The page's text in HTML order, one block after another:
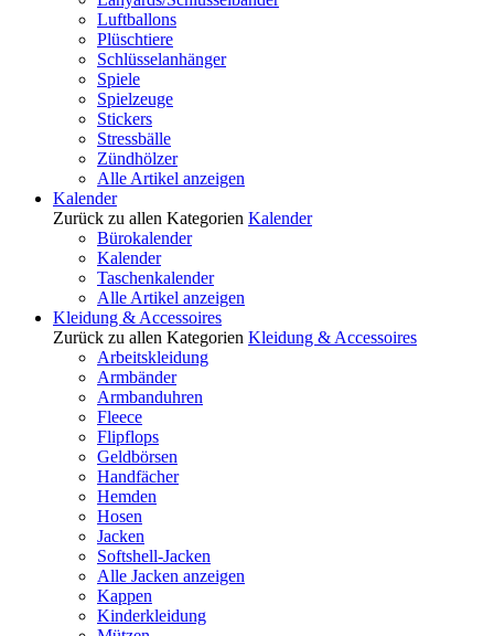
Luftballons
Plüschtiere
Schlüsselanhänger
Spiele
Spielzeuge
Stickers
Stressbälle
Zündhölzer
Alle Artikel anzeigen
Kalender
Zurück zu allen Kategorien Kalender
Bürokalender
Kalender
Taschenkalender
Alle Artikel anzeigen
Kleidung & Accessoires
Zurück zu allen Kategorien Kleidung & Accessoires
Arbeitskleidung
Armbänder
Armbanduhren
Fleece
Flipflops
Geldbörsen
Handfächer
Hemden
Hosen
Jacken
Softshell-Jacken
Alle Jacken anzeigen
Kappen
Kinderkleidung